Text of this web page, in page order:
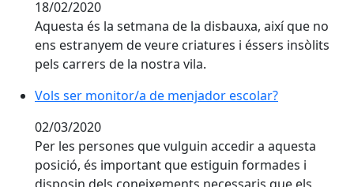
18/02/2020
Aquesta és la setmana de la disbauxa, així que no
ens estranyem de veure criatures i éssers insòlits
pels carrers de la nostra vila.
Vols ser monitor/a de menjador escolar?
Vols ser monitor/a de menjador escolar?
02/03/2020
Per les persones que vulguin accedir a aquesta
posició, és important que estiguin formades i